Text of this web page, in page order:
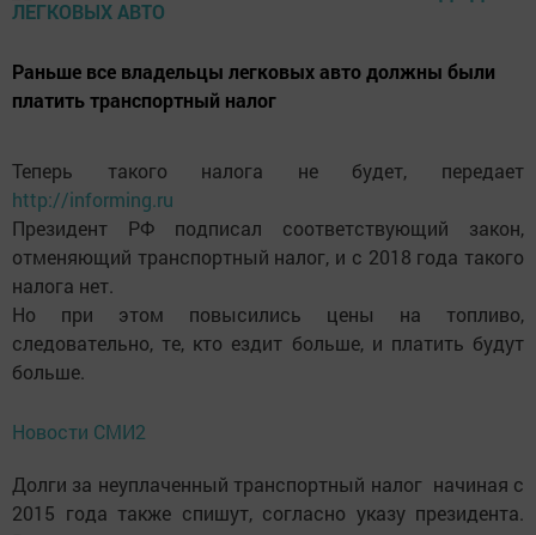
Раньше все владельцы легковых авто должны были
платить транспортный налог
Теперь такого налога не будет, передает
http://informing.ru
Президент РФ подписал соответствующий закон,
отменяющий транспортный налог, и с 2018 года такого
налога нет.
Но при этом повысились цены на топливо,
следовательно, те, кто ездит больше, и платить будут
больше.
Новости СМИ2
Долги за неуплаченный транспортный налог начиная с
2015 года также спишут, согласно указу президента.